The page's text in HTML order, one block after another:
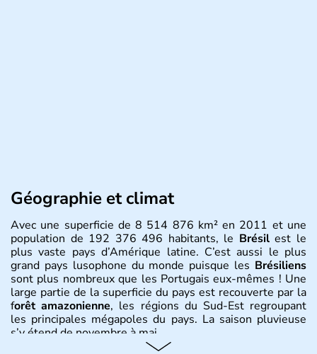
Géographie et climat
Avec une superficie de 8 514 876 km² en 2011 et une
population de 192 376 496 habitants, le Brésilest le
plus vaste pays d’Amérique latine. C’est aussi le plus
grand pays lusophone du monde puisque les Brésiliens
sont plus nombreux que les Portugais eux-mêmes ! Une
large partie de la superficie du pays est recouverte par la
forêt amazonienne, les régions du Sud-Est regroupant
les principales mégapoles du pays. La saison pluvieuse
s’y étend de novembre à mai.